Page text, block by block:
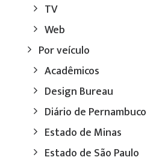
TV
Web
Por veículo
Acadêmicos
Design Bureau
Diário de Pernambuco
Estado de Minas
Estado de São Paulo